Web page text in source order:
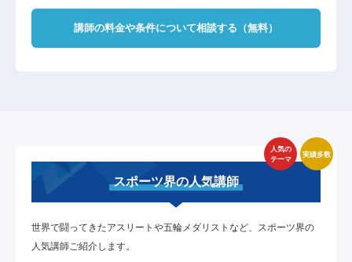
講師の料金や条件について相談する（無料）
人気の
テーマ
実績多数
スポーツ界の人気講師
世界で闘ってきたアスリートや五輪メダリストなど、スポーツ界の
人気講師ご紹介します。